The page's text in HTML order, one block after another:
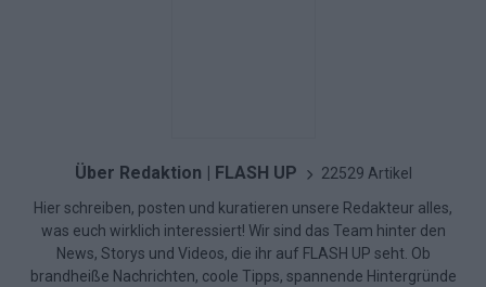
Über Redaktion | FLASH UP 22529 Artikel
Hier schreiben, posten und kuratieren unsere Redakteur alles,
was euch wirklich interessiert! Wir sind das Team hinter den
News, Storys und Videos, die ihr auf FLASH UP seht. Ob
brandheiße Nachrichten, coole Tipps, spannende Hintergründe